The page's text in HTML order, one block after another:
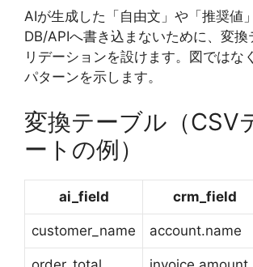
AIが生成した「自由文」や「推奨値
DB/APIへ書き込まないために、変換
リデーションを設けます。図ではな
パターンを示します。
変換テーブル（CSV
ートの例）
ai_field crm_field
customer_name account.name